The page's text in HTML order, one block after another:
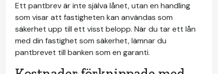
Ett pantbrev är inte själva lånet, utan en handling
som visar att fastigheten kan användas som
säkerhet upp till ett visst belopp. När du tar ett lån
med din fastighet som säkerhet, lämnar du
pantbrevet till banken som en garanti.